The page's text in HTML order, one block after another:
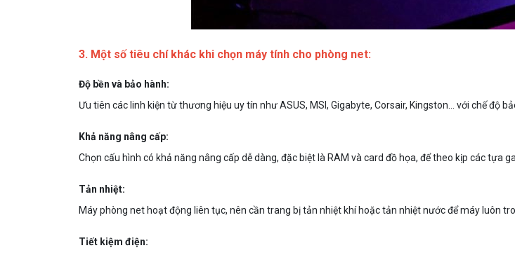
3. Một số tiêu chí khác khi chọn máy tính cho phòng net:
Độ bền và bảo hành:
Ưu tiên các linh kiện từ thương hiệu uy tín như ASUS, MSI, Gigabyte, Corsair, Kingston… với chế độ
Khả năng nâng cấp:
Chọn cấu hình có khả năng nâng cấp dễ dàng, đặc biệt là RAM và card đồ họa, để theo kịp các tựa
Tản nhiệt:
Máy phòng net hoạt động liên tục, nên cần trang bị tản nhiệt khí hoặc tản nhiệt nước để máy luôn
Tiết kiệm điện: